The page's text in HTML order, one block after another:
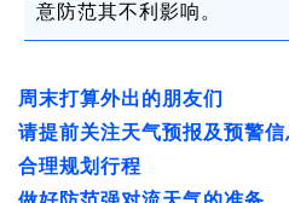
意防范其不利影响。
周末打算外出的朋友们
请提前关注天气预报及预警信
合理规划行程